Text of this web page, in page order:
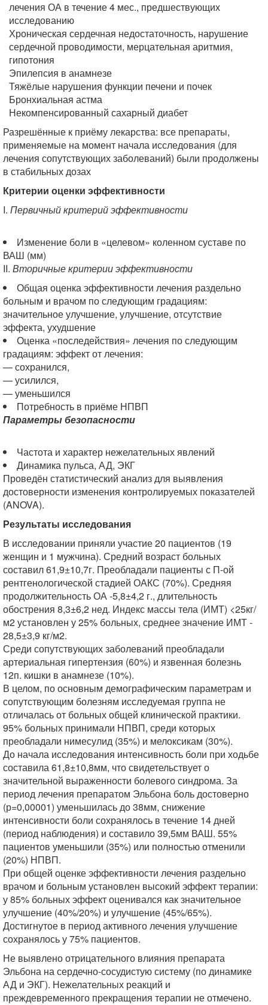
лечения ОА в течение 4 мес., предшествующих
исследованию
Хроническая сердечная недостаточность, нарушение
сердечной проводимости, мерцательная аритмия,
гипотония
Эпилепсия в анамнезе
Тяжёлые нарушения функции печени и почек
Бронхиальная астма
Некомпенсированный сахарный диабет
Разрешённые к приёму лекарства: все препараты,
применяемые на момент начала исследования (для
лечения сопутствующих заболеваний) были продолжены
в стабильных дозах
Критерии оценки эффективности
I. Первичный критерий эффективности
Изменение боли в «целевом» коленном суставе по
ВАШ (мм)
II. Вторичные критерии эффективности
Общая оценка эффективности лечения раздельно
больным и врачом по следующим градациям:
значительное улучшение, улучшение, отсутствие
эффекта, ухудшение
Оценка «последействия» лечения по следующим
градациям: эффект от лечения:
— сохранился,
— усилился,
— уменьшился
Потребность в приёме НПВП
Параметры безопасности
Частота и характер нежелательных явлений
Динамика пульса, АД, ЭКГ
Проведён статистический анализ для выявления
достоверности изменения контролируемых показателей
(ANOVA).
Результаты исследования
В исследовании приняли участие 20 пациентов (19
женщин и 1 мужчина). Средний возраст больных
составил 61,9±10,7г. Преобладали пациенты с П-ой
рентгенологической стадией ОАКС (70%). Средняя
продолжительность ОА -5,8±4,2 г., длительность
обострения 8,3±6,2 нед. Индекс массы тела (ИМТ) <25кг/
м2 установлен у 25% больных, среднее значение ИМТ -
28,5±3,9 кг/м2.
Среди сопутствующих заболеваний преобладали
артериальная гипертензия (60%) и язвенная болезнь
12п. кишки в анамнезе (10%).
В целом, по основным демографическим параметрам и
сопутствующим болезням исследуемая группа не
отличалась от больных общей клинической практики.
95% больных принимали НПВП, среди которых
преобладали нимесулид (35%) и мелоксикам (30%).
До начала исследования интенсивность боли при ходьбе
составила 61,8±10,8мм, что свидетельствует о
значительной выраженности болевого синдрома. За
период лечения препаратом Эльбона боль достоверно
(р=0,00001) уменьшилась до 38мм, снижение
интенсивности боли сохранялось в течение 14 дней
(период наблюдения) и составило 39,5мм ВАШ. 55%
пациентов уменьшили (35%) или полностью отменили
(20%) НПВП.
При общей оценке эффективности лечения раздельно
врачом и больным установлен высокий эффект терапии:
у 85% больных эффект оценивался как значительное
улучшение (40%/20%) и улучшение (45%/65%).
Достигнутое в период активного лечения улучшение
сохранялось у 75% пациентов.
Не выявлено отрицательного влияния препарата
Эльбона на сердечно-сосудистую систему (по динамике
АД и ЭКГ). Нежелательных реакций и
преждевременного прекращения терапии не отмечено.